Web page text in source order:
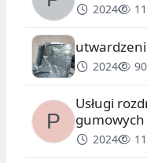
2024
2024
Usługi
gumowych
2024